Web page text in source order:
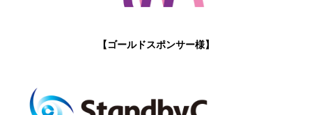
【ゴールドスポンサー様】